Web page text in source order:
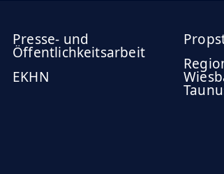
Presse- und
Öffentlichkeitsarbeit
EKHN